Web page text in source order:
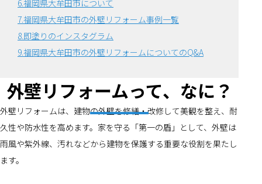
6.福岡県大牟田市について
7.福岡県大牟田市の外壁リフォーム事例一覧
8.即塗りのインスタグラム
9.福岡県大牟田市の外壁リフォームについてのQ&A
外壁リフォームって、なに？
外壁リフォームは、建物の外壁を修繕・改修して美観を整え、耐
久性や防水性を高めます。家を守る「第一の盾」として、外壁は
雨風や紫外線、汚れなどから建物を保護する重要な役割を果たし
ます。